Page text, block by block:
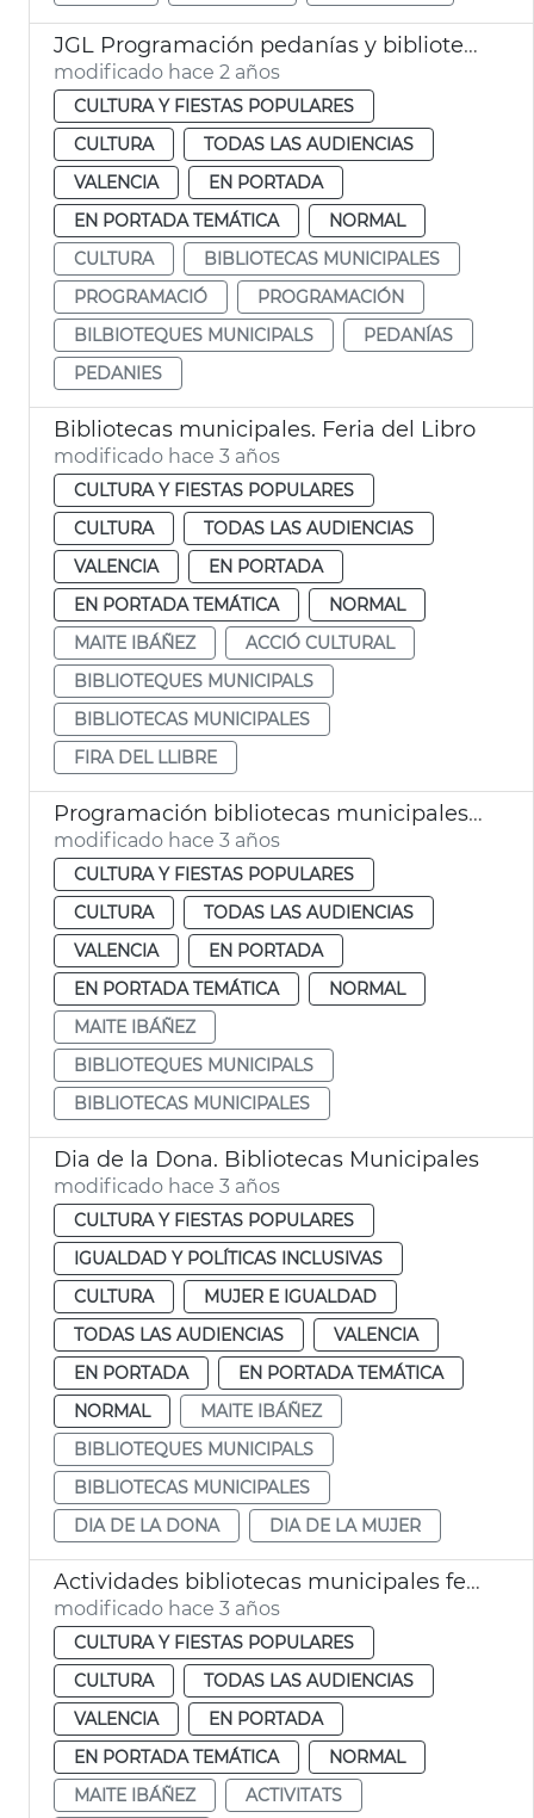
JGL Programación pedanías y bibliotecas
modificado hace 2 años
CULTURA Y FIESTAS POPULARES
CULTURA
TODAS LAS AUDIENCIAS
VALENCIA
EN PORTADA
EN PORTADA TEMÁTICA
NORMAL
CULTURA
BIBLIOTECAS MUNICIPALES
PROGRAMACIÓ
PROGRAMACIÓN
BILBIOTEQUES MUNICIPALS
PEDANÍAS
PEDANIES
Bibliotecas municipales. Feria del Libro
modificado hace 3 años
CULTURA Y FIESTAS POPULARES
CULTURA
TODAS LAS AUDIENCIAS
VALENCIA
EN PORTADA
EN PORTADA TEMÁTICA
NORMAL
MAITE IBÁÑEZ
ACCIÓ CULTURAL
BIBLIOTEQUES MUNICIPALS
BIBLIOTECAS MUNICIPALES
FIRA DEL LLIBRE
Programación bibliotecas municipales abril 2023
modificado hace 3 años
CULTURA Y FIESTAS POPULARES
CULTURA
TODAS LAS AUDIENCIAS
VALENCIA
EN PORTADA
EN PORTADA TEMÁTICA
NORMAL
MAITE IBÁÑEZ
BIBLIOTEQUES MUNICIPALS
BIBLIOTECAS MUNICIPALES
Dia de la Dona. Bibliotecas Municipales
modificado hace 3 años
CULTURA Y FIESTAS POPULARES
IGUALDAD Y POLÍTICAS INCLUSIVAS
CULTURA
MUJER E IGUALDAD
TODAS LAS AUDIENCIAS
VALENCIA
EN PORTADA
EN PORTADA TEMÁTICA
NORMAL
MAITE IBÁÑEZ
BIBLIOTEQUES MUNICIPALS
BIBLIOTECAS MUNICIPALES
DIA DE LA DONA
DIA DE LA MUJER
Actividades bibliotecas municipales febrero
modificado hace 3 años
CULTURA Y FIESTAS POPULARES
CULTURA
TODAS LAS AUDIENCIAS
VALENCIA
EN PORTADA
EN PORTADA TEMÁTICA
NORMAL
MAITE IBÁÑEZ
ACTIVITATS